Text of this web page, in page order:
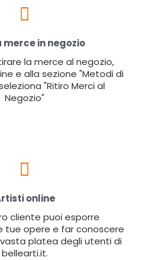
merce in negozio
la merce al negozio,
e alla sezione "Metodi di
"Ritiro Merci al
Negozio"
online
cliente puoi esporre
opere e far conoscere
platea degli utenti di
bellearti.it.